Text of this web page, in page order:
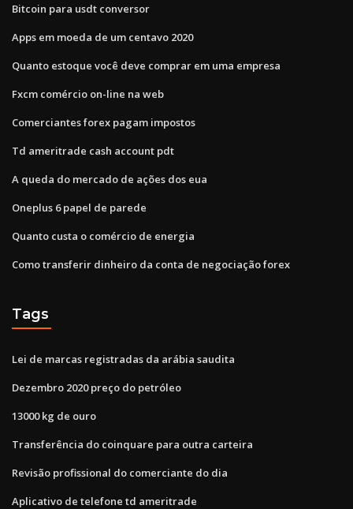
Bitcoin para usdt conversor
Apps em moeda de um centavo 2020
Quanto estoque você deve comprar em uma empresa
Fxcm comércio on-line na web
Comerciantes forex pagam impostos
Td ameritrade cash account pdt
A queda do mercado de ações dos eua
Oneplus 6 papel de parede
Quanto custa o comércio de energia
Como transferir dinheiro da conta de negociação forex
Tags
Lei de marcas registradas da arábia saudita
Dezembro 2020 preço do petróleo
13000 kg de ouro
Transferência do coinquare para outra carteira
Revisão profissional do comerciante do dia
Aplicativo de telefone td ameritrade